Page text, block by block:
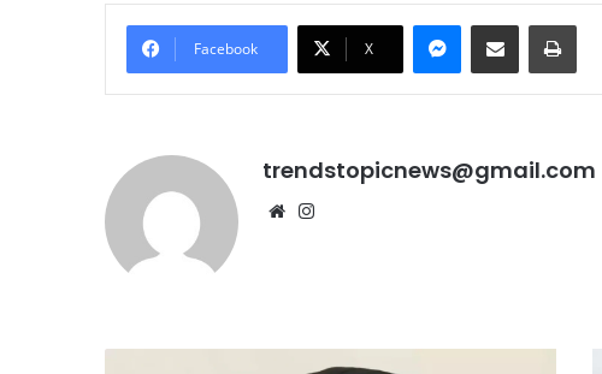
Facebook X
Messenger
Share via Email Print
trendstopicnews@gmail.com
Website